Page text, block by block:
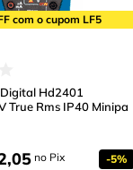
com o cupom LF5
Hd2401
True Rms IP40 Minipa
,05 no Pix -5%